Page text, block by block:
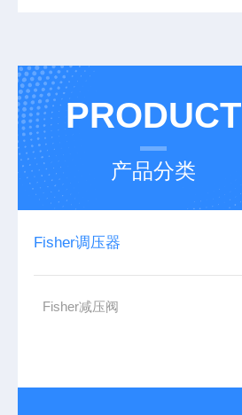
PRODUCT
产品分类
Fisher调压器
Fisher减压阀